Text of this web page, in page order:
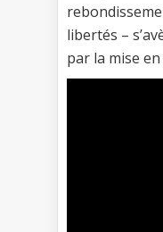
libertés –
par la mise en